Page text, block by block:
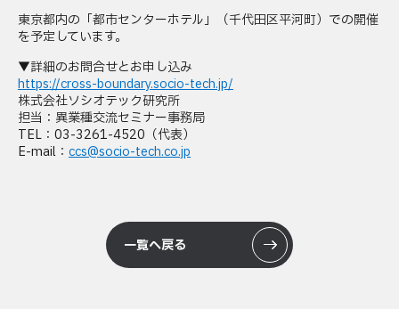
東京都内の「都市センターホテル」（千代田区平河町）での開催
を予定しています。
▼詳細のお問合せとお申し込み
https://cross-boundary.socio-tech.jp/
株式会社ソシオテック研究所
担当：異業種交流セミナー事務局
TEL：03-3261-4520（代表）
E-mail： ccs@socio-tech.co.jp
一覧へ戻る